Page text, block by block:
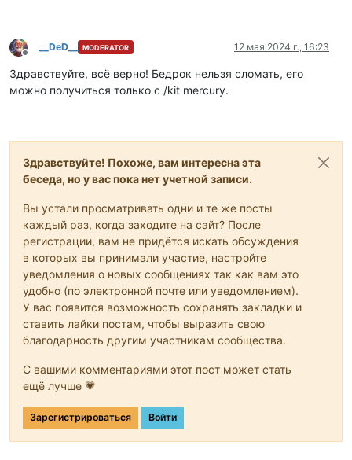
Не в сети
__DeD__ MODERATOR 12 мая 2024 г., 16:23
Здравствуйте, всё верно! Бедрок нельзя сломать, его
можно получиться только с /kit mercury.
Здравствуйте! Похоже, вам интересна эта
беседа, но у вас пока нет учетной записи.
Вы устали просматривать одни и те же посты
каждый раз, когда заходите на сайт? После
регистрации, вам не придётся искать обсуждения
в которых вы принимали участие, настройте
уведомления о новых сообщениях так как вам это
удобно (по электронной почте или уведомлением).
У вас появится возможность сохранять закладки и
ставить лайки постам, чтобы выразить свою
благодарность другим участникам сообщества.
С вашими комментариями этот пост может стать
ещё лучше 💗
Зарегистрироваться Войти